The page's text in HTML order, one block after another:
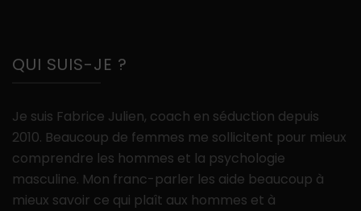
QUI SUIS-JE ?
Je suis Fabrice Julien, coach en séduction depuis
2010. Beaucoup de femmes me sollicitent pour mieux
comprendre les hommes et la psychologie
masculine. Mon franc-parler les aide beaucoup à
mieux savoir ce qui plaît aux hommes et à